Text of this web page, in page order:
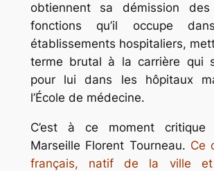
obtiennent sa démission des
fonctions qu’il occupe
établissements hospitaliers,
terme brutal à la carrière qui
pour lui dans les hôpitaux
l’École de médecine.
C’est à ce moment critique
Marseille Florent Tourneau. Ce
français, natif de la ville